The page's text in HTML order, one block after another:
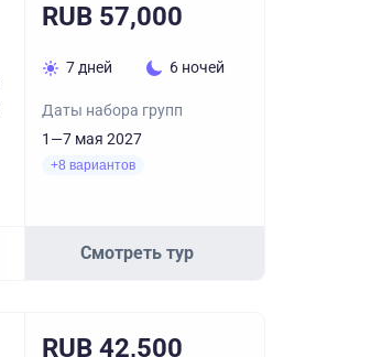
RUB 57,000
7 дней 6 ночей
Даты набора групп
1—7 мая 2027
+8 вариантов
Смотреть тур
RUB 42,500